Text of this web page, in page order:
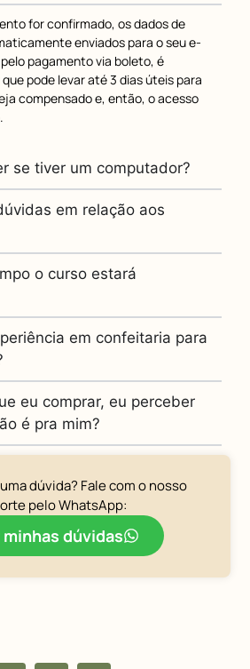
for confirmado, os dados de
enviados para o seu e-
pagamento via boleto, é
pode levar até 3 dias úteis para
compensado e, então, o acesso
se tiver um computador?
em relação aos
o curso estará
em confeitaria para
eu comprar, eu perceber
é pra mim?
dúvida? Fale com o nosso
pelo WhatsApp:
dúvidas